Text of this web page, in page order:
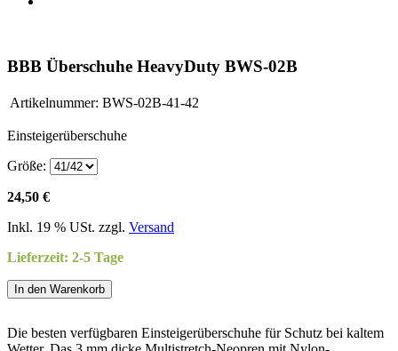
BBB Überschuhe HeavyDuty BWS-02B
Artikelnummer: BWS-02B-41-42
Einsteigerüberschuhe
Größe:
24,50 €
Inkl. 19 % USt. zzgl. Versand
Lieferzeit: 2-5 Tage
In den Warenkorb
Die besten verfügbaren Einsteigerüberschuhe für Schutz bei kaltem